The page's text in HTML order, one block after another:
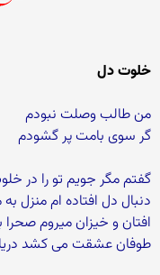
خلوت دل
من طالب وصلت نبودم
گر سوی بامت پر گشودم
گفتم مگر جویم تو را در
دنبال دل افتاده ام منزل
افتان و خیزان میروم صحرا
طوفان عشقت می کشد دریا